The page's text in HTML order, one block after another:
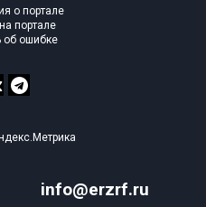
0 из 1
info@erzrf.ru
о портале
портале
об ошибке